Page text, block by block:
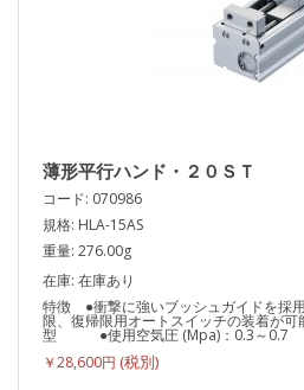
薄形平行ハンド・２０ＳＴ
コード: 070986
規格: HLA-15AS
重量: 276.00g
在庫: 在庫あり
特徴 ●衝撃に強いブッシュガイド
限、復帰限用オートスイッチの装着が
型 ●使用空気圧 (Mpa)：0.3～0.7
￥28,600円